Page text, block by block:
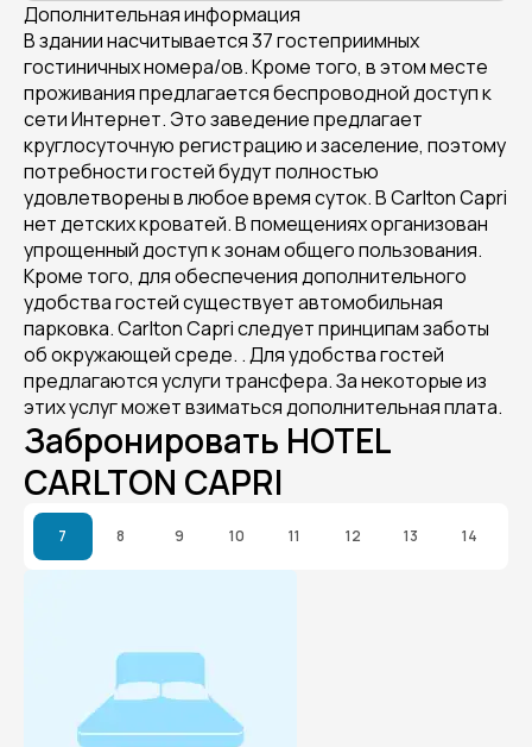
Дополнительная информация
В здании насчитывается 37 гостеприимных
гостиничных номера/ов. Кроме того, в этом месте
проживания предлагается беспроводной доступ к
сети Интернет. Это заведение предлагает
круглосуточную регистрацию и заселение, поэтому
потребности гостей будут полностью
удовлетворены в любое время суток. В Carlton Capri
нет детских кроватей. В помещениях организован
упрощенный доступ к зонам общего пользования.
Кроме того, для обеспечения дополнительного
удобства гостей существует автомобильная
парковка. Carlton Capri следует принципам заботы
об окружающей среде. . Для удобства гостей
предлагаются услуги трансфера. За некоторые из
этих услуг может взиматься дополнительная плата.
Забронировать HOTEL
CARLTON CAPRI
7 8 9 10 11 12 13 14